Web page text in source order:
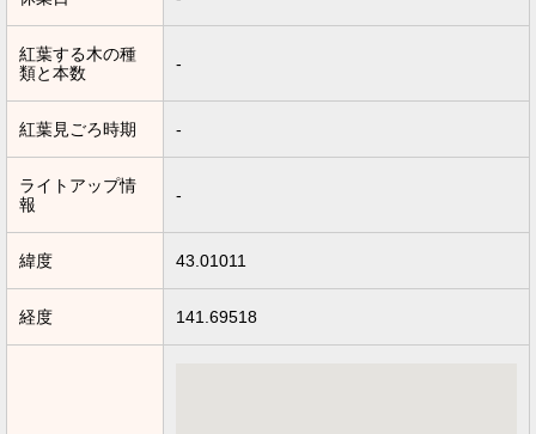
紅葉する木の種
類と本数
-
紅葉見ごろ時期 -
ライトアップ情
報
-
緯度 43.01011
経度 141.69518